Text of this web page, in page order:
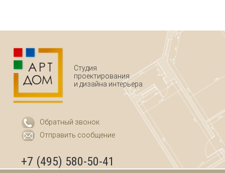
Студия
проектирования
и дизайна интерьера
Обратный звонок
Отправить сообщение
+7 (495) 580-50-41